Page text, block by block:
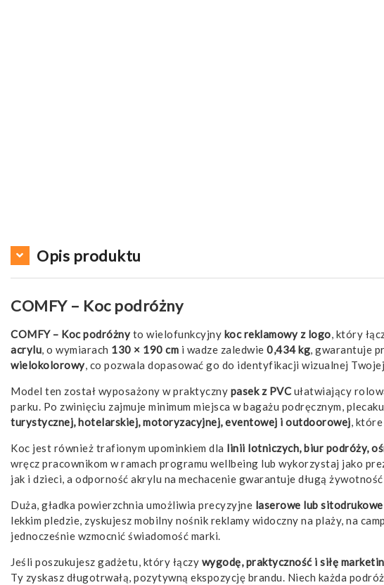
Opis produktu
COMFY – Koc podróżny
COMFY – Koc podróżnyto wielofunkcyjny koc reklamowy z logo, który
acrylu, o wymiarach 130 × 190 cm i wadze zaledwie 0,434 kg, gwarantuje
wielokolorowy, co pozwala dopasować go do identyfikacji wizualnej
Model ten został wyposażony w praktyczny pasek z PVC ułatwiający
parku. Po zwinięciu zajmuje minimum miejsca w bagażu podręcznym,
turystycznej, hotelarskiej, motoryzacyjnej, eventowej i outdoorowej,
Koc jest również trafionym upominkiem dla linii lotniczych, biur podróży,
wręcz pracownikom w ramach programu wellbeing lub wykorzystaj jako
jak i dzieci, a odporność akrylu na mechacenie gwarantuje długą
Duża, gładka powierzchnia umożliwia precyzyjne laserowe lub
lekkim pledzie, zyskujesz mobilny nośnik reklamy widoczny na plaży, na
jednocześnie wzmocnić świadomość marki.
Jeśli poszukujesz gadżetu, który łączy wygodę, praktyczność i siłę
Ty zyskasz długotrwałą, pozytywną ekspozycję brandu. Niech każda